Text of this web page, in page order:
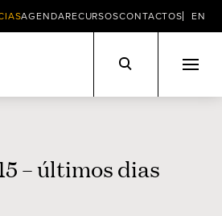
AGENDARECURSOSCONTACTOS EN
– últimos dias